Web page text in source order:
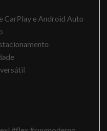
CarPlay e Android Auto